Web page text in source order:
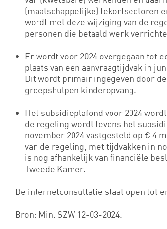
(maatschappelijke) tekortsectoren
wordt met deze wijziging van de
personen die betaald werk
Er wordt voor 2024 overgegaan tot
plaats van een aanvraagtijdvak in
Dit wordt primair ingegeven door
groepshulpen kinderopvang.
Het subsidieplafond voor 2024
de regeling wordt tevens het
november 2024 vastgesteld op € 4
van de regeling, met tijdvakken in
is nog afhankelijk van financiële
Tweede Kamer.
De internetconsultatie staat open tot
Bron: Min. SZW 12-03-2024.